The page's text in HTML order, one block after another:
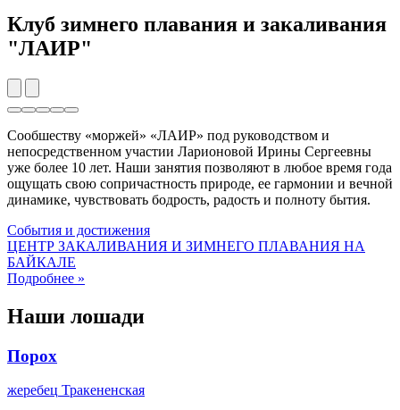
Клуб зимнего плавания и закаливания
"ЛАИР"
Сообшеству «моржей» «ЛАИР» под руководством и
непосредственном участии Ларионовой Ирины Сергеевны
уже более 10 лет. Наши занятия позволяют в любое время года
ощущать свою сопричастность природе, ее гармонии и вечной
динамике, чувствовать бодрость, радость и полноту бытия.
Cобытия и достижения
ЦЕНТР ЗАКАЛИВАНИЯ И ЗИМНЕГО ПЛАВАНИЯ НА
БАЙКАЛЕ
Подробнее »
Наши лошади
Порох
жеребец Тракененская